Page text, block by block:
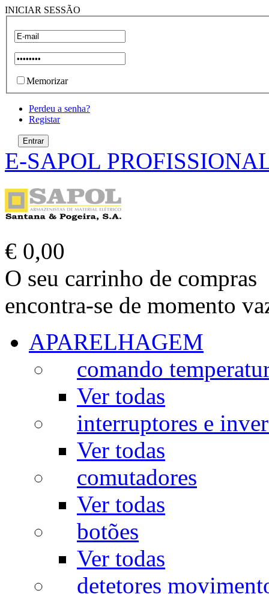
INICIAR SESSÃO
Memorizar
Perdeu a senha?
Registar
E-SAPOL
€ 0,00
O seu carrinho de compras
encontra-se de momento
APARELHAGEM
comando
Ver todas
interruptores e
Ver todas
comutadores
Ver todas
botões
Ver todas
detetores